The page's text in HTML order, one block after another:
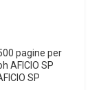
pagine per
AFICIO SP
SP